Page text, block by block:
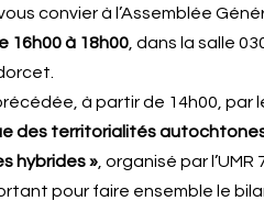
convier à l’Assemblée
16h00 à 18h00 , dans la salle
à partir de 14h00, par
des territorialités
hybrides » , organisé par l’UMR
pour faire ensemble le